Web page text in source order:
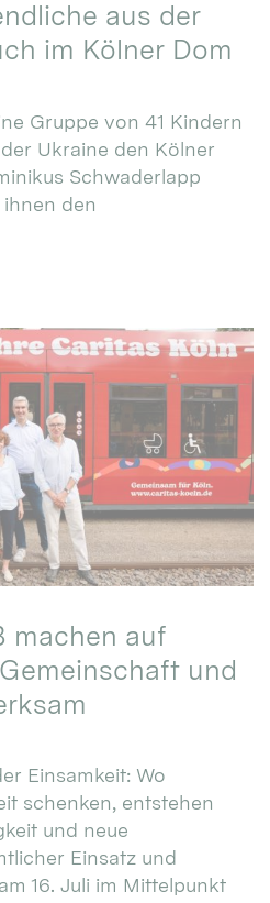
aus der
im Kölner Dom
Gruppe von 41 Kindern
Ukraine den Kölner
Schwaderlapp
den
machen auf
und
Einsamkeit: Wo
schenken, entstehen
und neue
Einsatz und
16. Juli im Mittelpunkt